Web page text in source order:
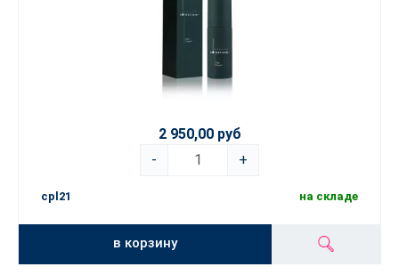
2 950,00 руб
-
+
cpl21 на складе
в корзину